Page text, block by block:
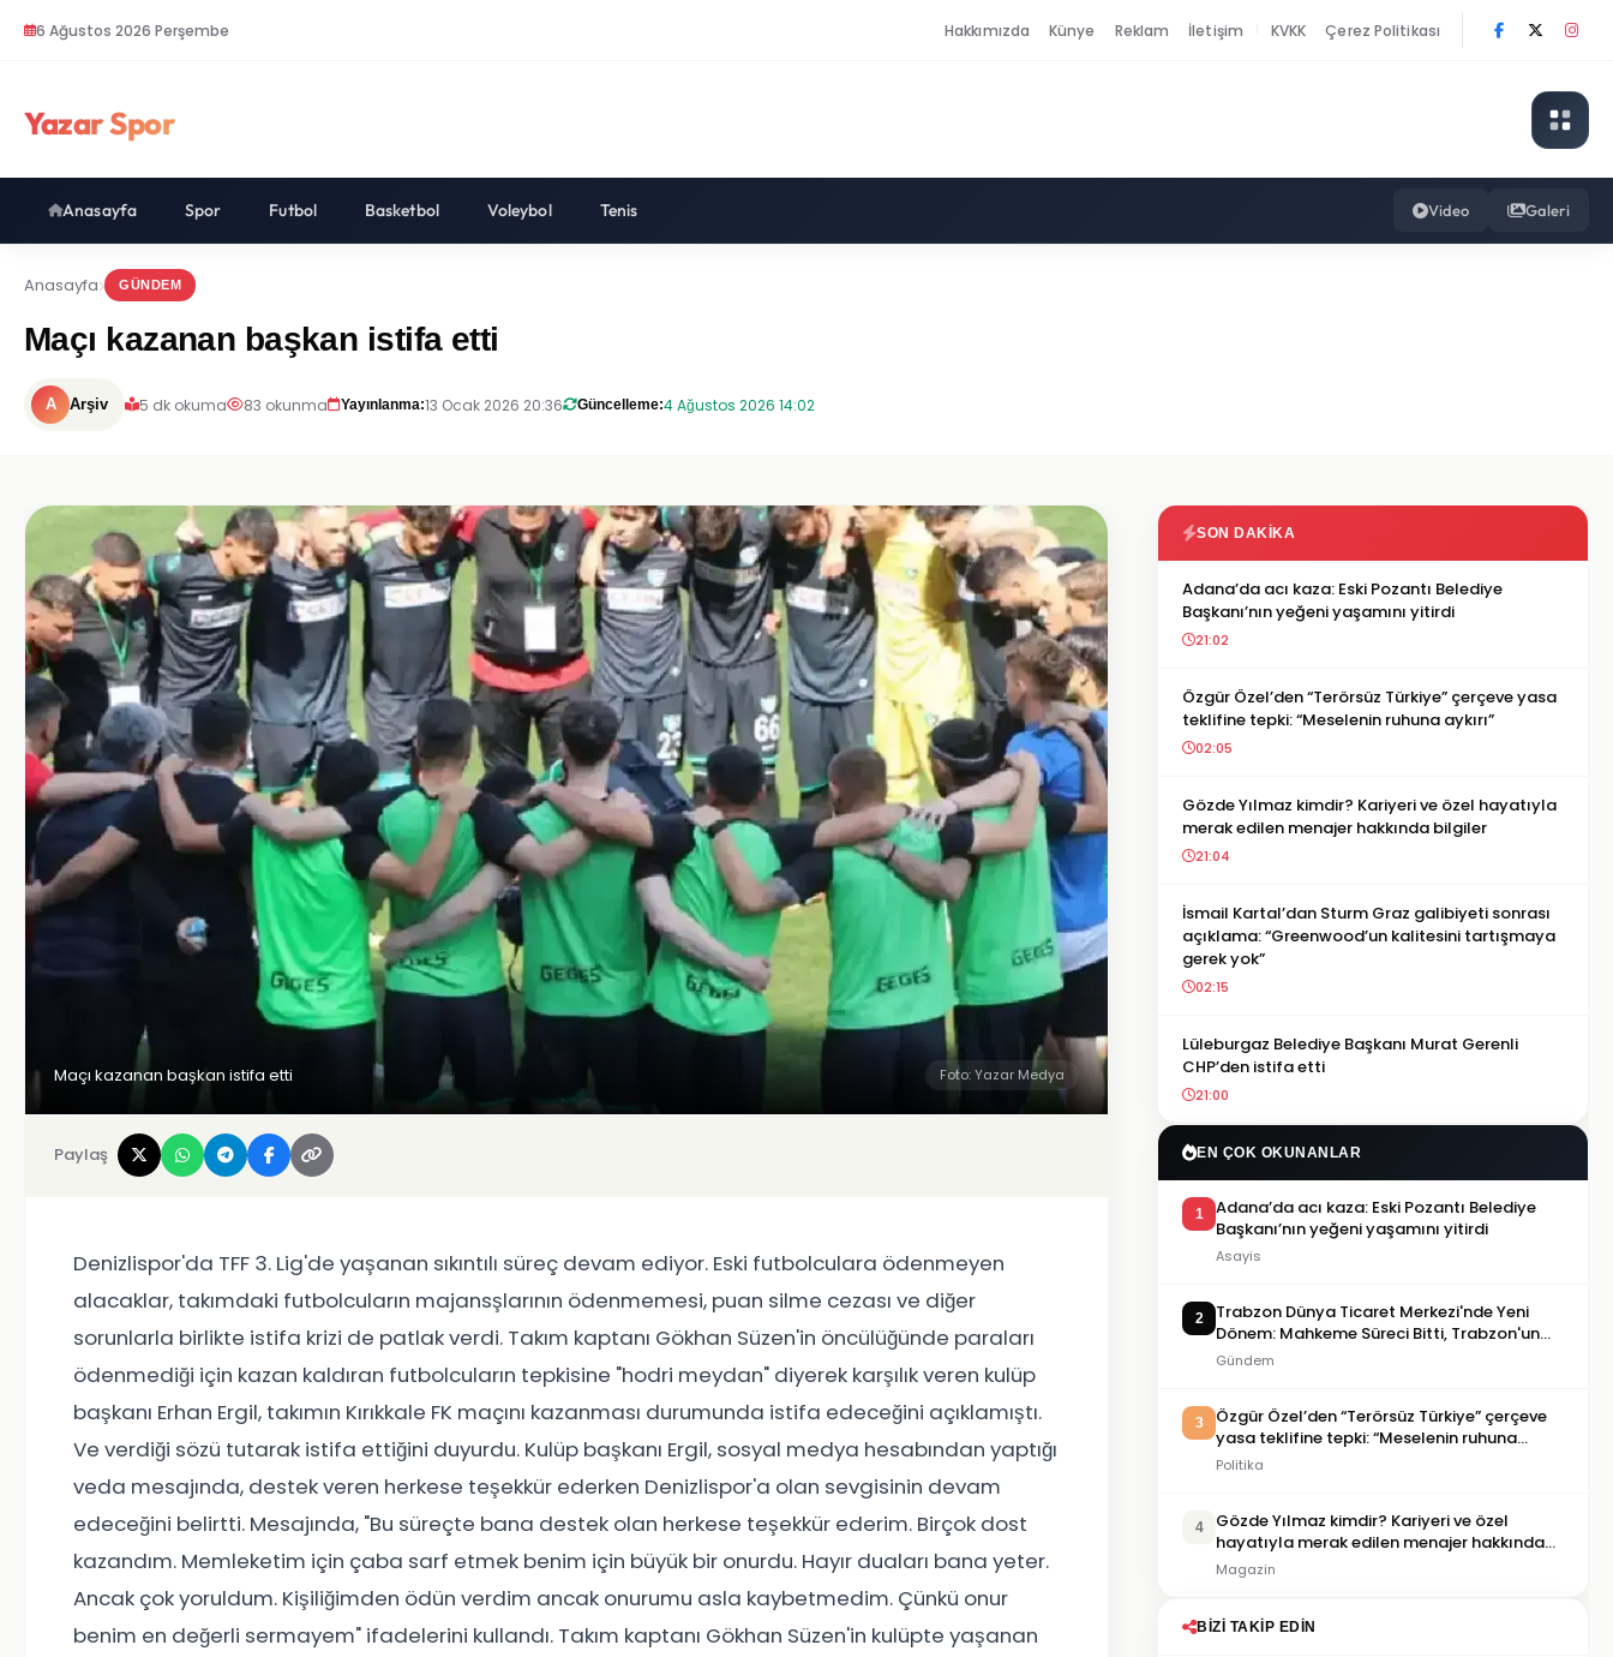
6 Ağustos 2026 Perşembe Hakkımızda Künye Reklam İletişim KVKK Çerez Politikası
Yazar Spor
Anasayfa Spor Futbol Basketbol Voleybol Tenis Video Galeri
Anasayfa GÜNDEM
Maçı kazanan başkan istifa etti
A Arşiv 5 dk okuma 83 okunma Yayınlanma:13 Ocak 2026 20:36 Güncelleme:4 Ağustos 2026 14:02
Maçı kazanan başkan istifa etti Foto: Yazar Medya
Paylaş
Denizlispor'da TFF 3. Lig'de yaşanan sıkıntılı süreç devam ediyor. Eski futbolculara ödenmeyen
alacaklar, takımdaki futbolcuların majansşlarının ödenmemesi, puan silme cezası ve diğer
sorunlarla birlikte istifa krizi de patlak verdi. Takım kaptanı Gökhan Süzen'in öncülüğünde paraları
ödenmediği için kazan kaldıran futbolcuların tepkisine "hodri meydan" diyerek karşılık veren kulüp
başkanı Erhan Ergil, takımın Kırıkkale FK maçını kazanması durumunda istifa edeceğini açıklamıştı.
Ve verdiği sözü tutarak istifa ettiğini duyurdu. Kulüp başkanı Ergil, sosyal medya hesabından yaptığı
veda mesajında, destek veren herkese teşekkür ederken Denizlispor'a olan sevgisinin devam
edeceğini belirtti. Mesajında, "Bu süreçte bana destek olan herkese teşekkür ederim. Birçok dost
kazandım. Memleketim için çaba sarf etmek benim için büyük bir onurdu. Hayır duaları bana yeter.
Ancak çok yoruldum. Kişiliğimden ödün verdim ancak onurumu asla kaybetmedim. Çünkü onur
benim en değerli sermayem" ifadelerini kullandı. Takım kaptanı Gökhan Süzen'in kulüpte yaşanan
SON DAKIKA
Adana’da acı kaza: Eski Pozantı Belediye
Başkanı’nın yeğeni yaşamını yitirdi
21:02
Özgür Özel’den “Terörsüz Türkiye” çerçeve yasa
teklifine tepki: “Meselenin ruhuna aykırı”
02:05
Gözde Yılmaz kimdir? Kariyeri ve özel hayatıyla
merak edilen menajer hakkında bilgiler
21:04
İsmail Kartal’dan Sturm Graz galibiyeti sonrası
açıklama: “Greenwood’un kalitesini tartışmaya
gerek yok”
02:15
Lüleburgaz Belediye Başkanı Murat Gerenli
CHP’den istifa etti
21:00
EN ÇOK OKUNANLAR
1
Adana’da acı kaza: Eski Pozantı Belediye
Başkanı’nın yeğeni yaşamını yitirdi
Asayis
2
Trabzon Dünya Ticaret Merkezi'nde Yeni
Dönem: Mahkeme Süreci Bitti, Trabzon'un
Dev Projesi Ne Zaman Tamamlanacak?
Gündem
3
Özgür Özel’den “Terörsüz Türkiye” çerçeve
yasa teklifine tepki: “Meselenin ruhuna
aykırı”
Politika
4
Gözde Yılmaz kimdir? Kariyeri ve özel
hayatıyla merak edilen menajer hakkında
bilgiler
Magazin
BIZI TAKIP EDIN